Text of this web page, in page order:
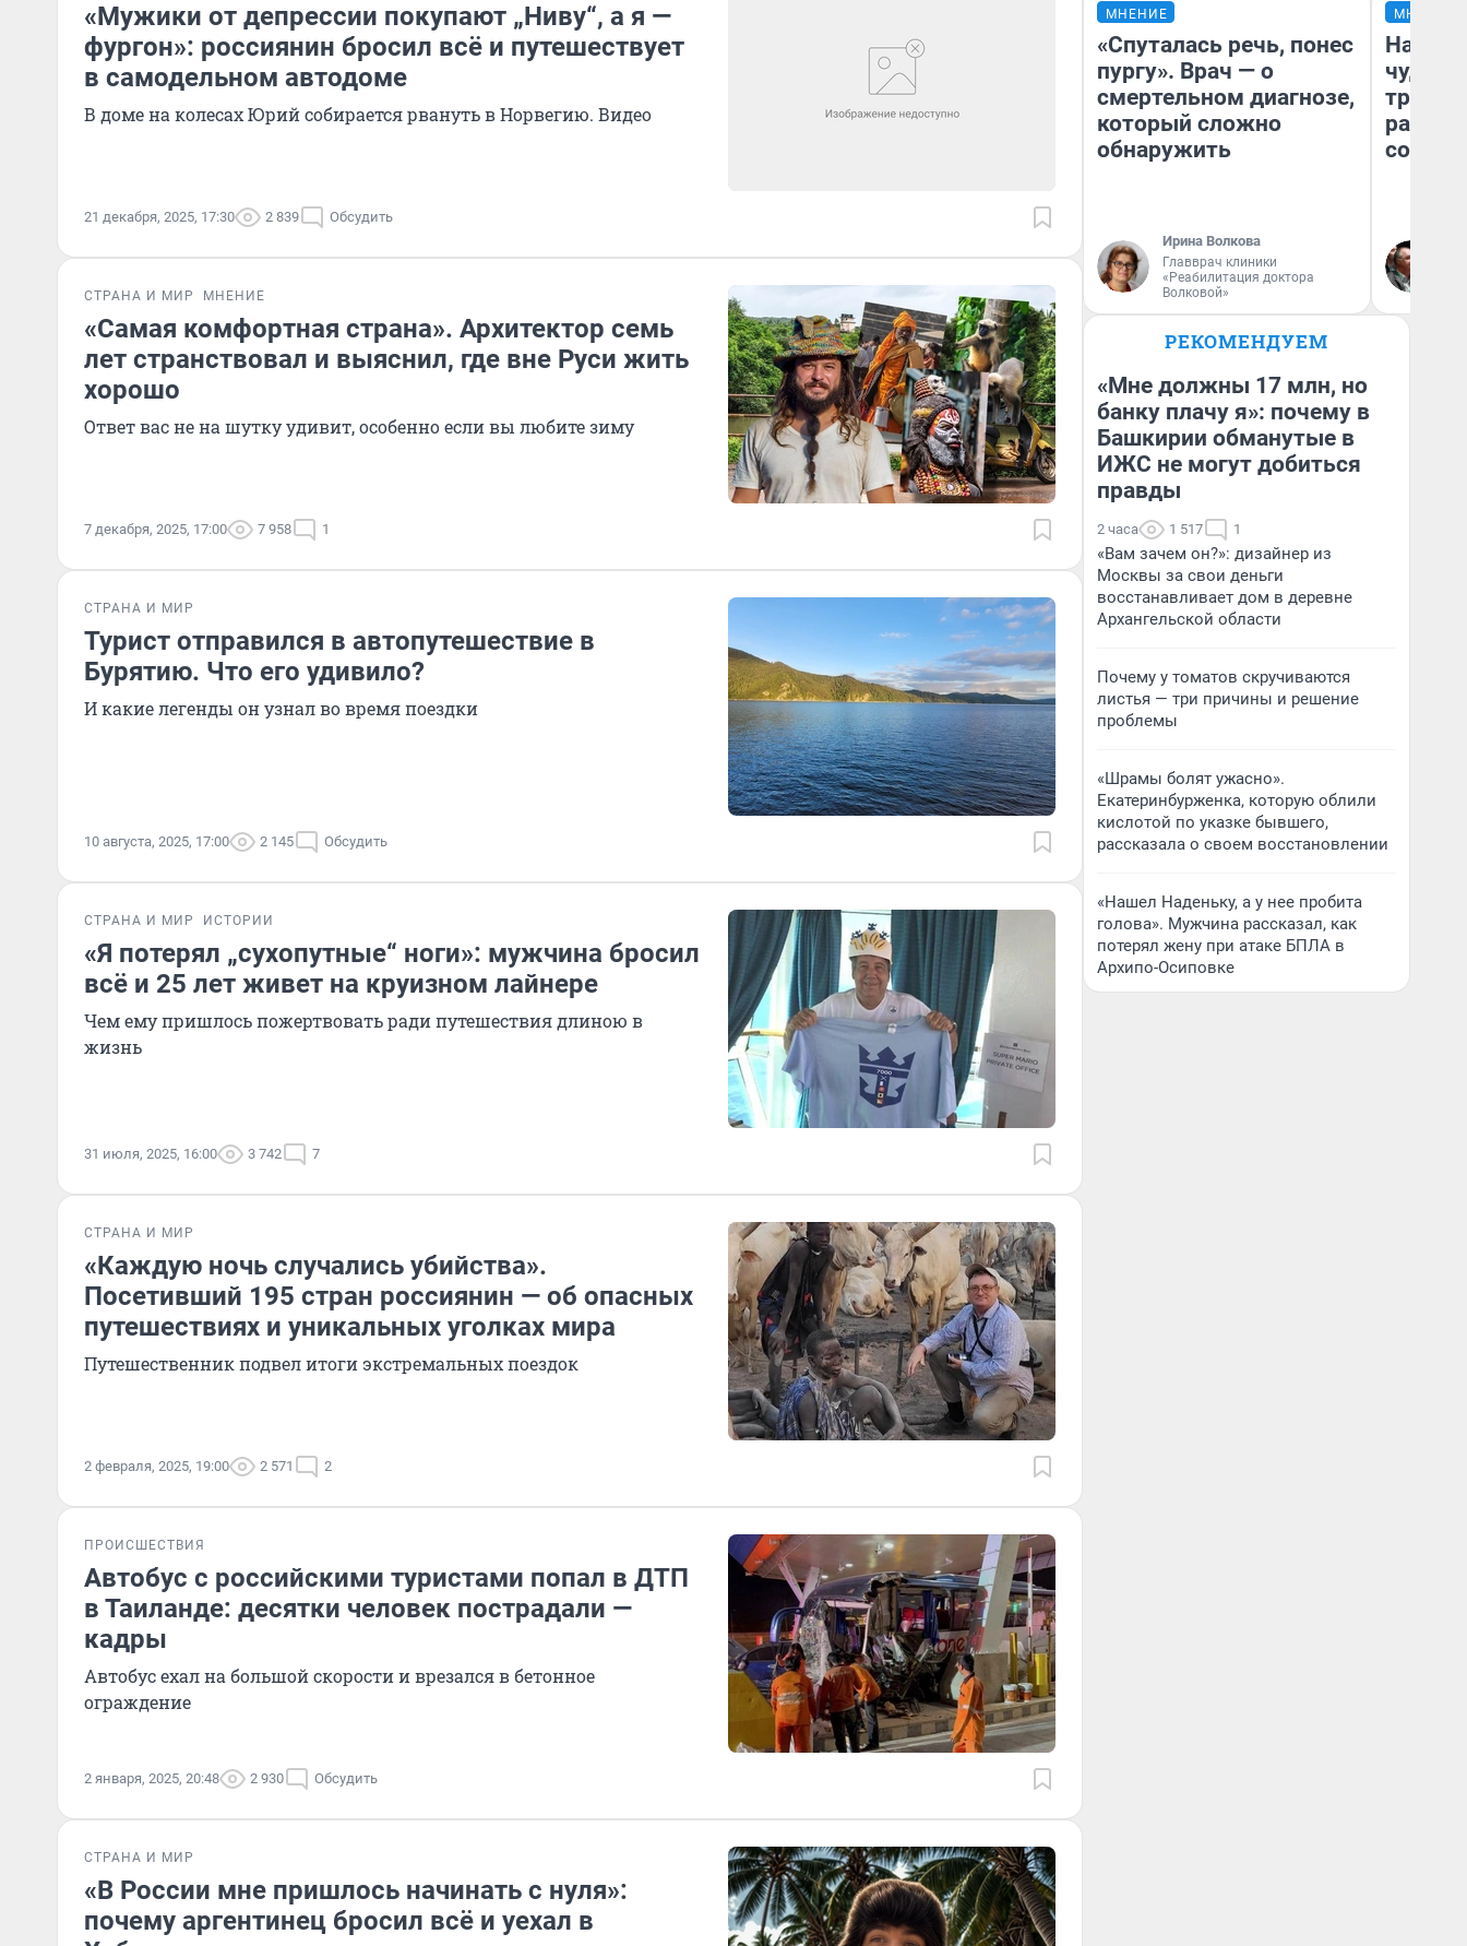
«Мужики от депрессии покупают „Ниву“, а я —
фургон»: россиянин бросил всё и путешествует
в самодельном автодоме
В доме на колесах Юрий собирается рвануть в Норвегию. Видео
21 декабря, 2025, 17:30 2 839 Обсудить
СТРАНА И МИР МНЕНИЕ
«Самая комфортная страна». Архитектор семь
лет странствовал и выяснил, где вне Руси жить
хорошо
Ответ вас не на шутку удивит, особенно если вы любите зиму
7 декабря, 2025, 17:00 7 958 1
СТРАНА И МИР
Турист отправился в автопутешествие в
Бурятию. Что его удивило?
И какие легенды он узнал во время поездки
10 августа, 2025, 17:00 2 145 Обсудить
СТРАНА И МИР ИСТОРИИ
«Я потерял „сухопутные“ ноги»: мужчина бросил
всё и 25 лет живет на круизном лайнере
Чем ему пришлось пожертвовать ради путешествия длиною в
жизнь
31 июля, 2025, 16:00 3 742 7
СТРАНА И МИР
«Каждую ночь случались убийства».
Посетивший 195 стран россиянин — об опасных
путешествиях и уникальных уголках мира
Путешественник подвел итоги экстремальных поездок
2 февраля, 2025, 19:00 2 571 2
ПРОИСШЕСТВИЯ
Автобус с российскими туристами попал в ДТП
в Таиланде: десятки человек пострадали —
кадры
Автобус ехал на большой скорости и врезался в бетонное
ограждение
2 января, 2025, 20:48 2 930 Обсудить
СТРАНА И МИР
«В России мне пришлось начинать с нуля»:
почему аргентинец бросил всё и уехал в
МНЕНИЕ
«Спуталась речь, понес
пургу». Врач — о
смертельном диагнозе,
который сложно
обнаружить
Ирина Волкова
Главврач клиники
«Реабилитация доктора
Волковой»
МНЕНИЕ
чудом
РЕКОМЕНДУЕМ
«Мне должны 17 млн, но
банку плачу я»: почему в
Башкирии обманутые в
ИЖС не могут добиться
правды
2 часа 1 517 1
«Вам зачем он?»: дизайнер из
Москвы за свои деньги
восстанавливает дом в деревне
Архангельской области
Почему у томатов скручиваются
листья — три причины и решение
проблемы
«Шрамы болят ужасно».
Екатеринбурженка, которую облили
кислотой по указке бывшего,
рассказала о своем восстановлении
«Нашел Наденьку, а у нее пробита
голова». Мужчина рассказал, как
потерял жену при атаке БПЛА в
Архипо-Осиповке